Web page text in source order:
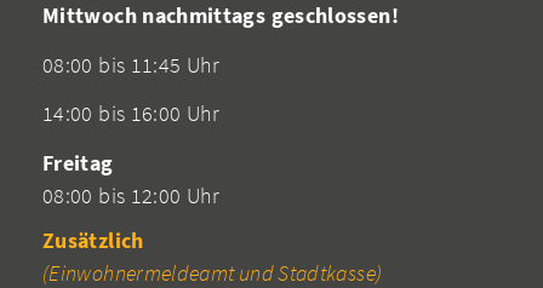
Mittwoch nachmittags geschlossen!
08:00 bis 11:45 Uhr
14:00 bis 16:00 Uhr
Freitag
08:00 bis 12:00 Uhr
Zusätzlich
(Einwohnermeldeamt und Stadtkasse)